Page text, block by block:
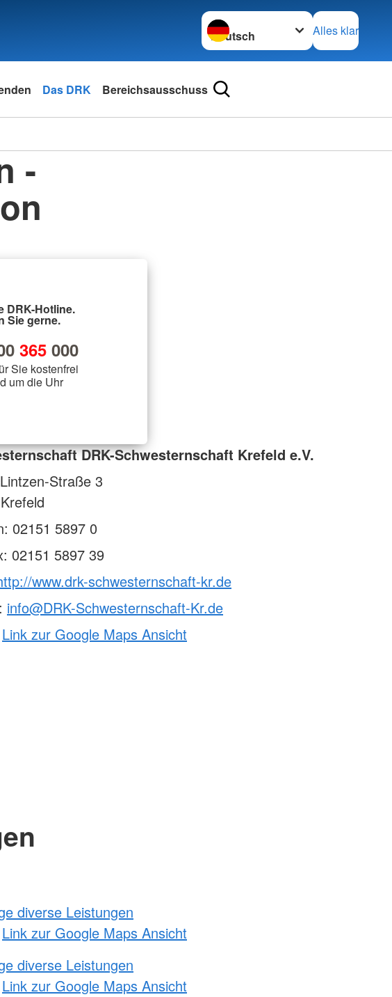
Sprache wechseln zu
Alles klar
Das DRK Bereichsausschuss
-
DRK-Hotline.
Sie gerne.
365000
Sie kostenfrei
um die Uhr
DRK-Schwesternschaft Krefeld e.V.
Straße 3
Krefeld
02151 5897 0
02151 5897 39
www.drk-schwesternschaft-kr.de
info@DRK-Schwesternschaft-Kr.de
Link zur Google Maps Ansicht
diverse Leistungen
Link zur Google Maps Ansicht
diverse Leistungen
Link zur Google Maps Ansicht